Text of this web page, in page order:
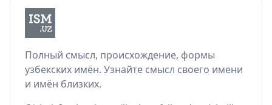
Полный смысл, происхождение, формы
узбекских имён. Узнайте смысл своего имени
и имён близких.